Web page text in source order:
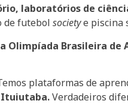
laboratórios de
de futebolsocietye piscina
Olimpíada Brasileira
plataformas de
Ituiutaba.Verdadeiros